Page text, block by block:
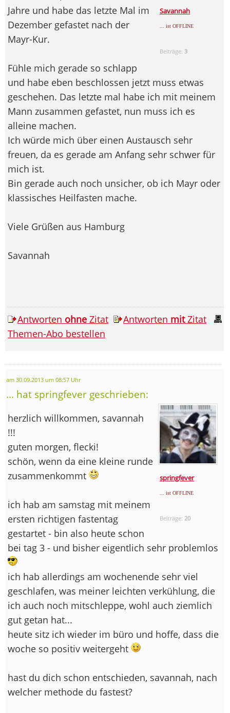
Savannah
... ist OFFLINE
Beiträge: 3
Jahre und habe das letzte Mal im
Dezember gefastet nach der
Mayr-Kur.
Fühle mich gerade so schlapp
und habe eben beschlossen jetzt muss etwas
geschehen. Das letzte mal habe ich mit meinem
Mann zusammen gefastet, nun muss ich es
alleine machen.
Ich würde mich über einen Austausch sehr
freuen, da es gerade am Anfang sehr schwer für
mich ist.
Bin gerade auch noch unsicher, ob ich Mayr oder
klassisches Heilfasten mache.
Viele Grüßen aus Hamburg
Savannah
Antworten ohne Zitat Antworten mitZitat
Themen-Abo bestellen
am 30.09.2013 um 08:57 Uhr
... hat springfever geschrieben:
springfever
... ist OFFLINE
Beiträge: 20
herzlich willkommen, savannah
!!!
guten morgen, flecki!
schön, wenn da eine kleine runde
zusammenkommt
ich hab am samstag mit meinem
ersten richtigen fastentag
gestartet - bin also heute schon
bei tag 3 - und bisher eigentlich sehr problemlos
ich hab allerdings am wochenende sehr viel
geschlafen, was meiner leichten verkühlung, die
ich auch noch mitschleppe, wohl auch ziemlich
gut getan hat...
heute sitz ich wieder im büro und hoffe, dass die
woche so positiv weitergeht
hast du dich schon entschieden, savannah, nach
welcher methode du fastest?